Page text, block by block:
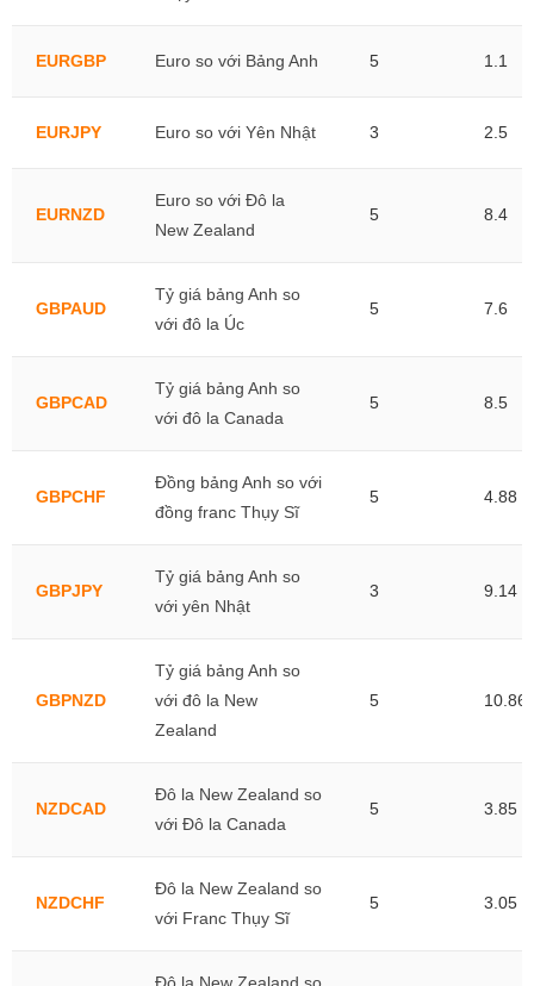
EURGBP Euro so với Bảng Anh 5 1.1
EURJPY Euro so với Yên Nhật 3 2.5
EURNZD
Euro so với Đô la
New Zealand
5 8.4
GBPAUD
Tỷ giá bảng Anh so
với đô la Úc
5 7.6
GBPCAD
Tỷ giá bảng Anh so
với đô la Canada
5 8.5
GBPCHF
Đồng bảng Anh so với
đồng franc Thụy Sĩ
5 4.88
GBPJPY
Tỷ giá bảng Anh so
với yên Nhật
3 9.14
GBPNZD
Tỷ giá bảng Anh so
với đô la New
Zealand
5 10.86
NZDCAD
Đô la New Zealand so
với Đô la Canada
5 3.85
NZDCHF
Đô la New Zealand so
với Franc Thụy Sĩ
5 3.05
Đô la New Zealand so